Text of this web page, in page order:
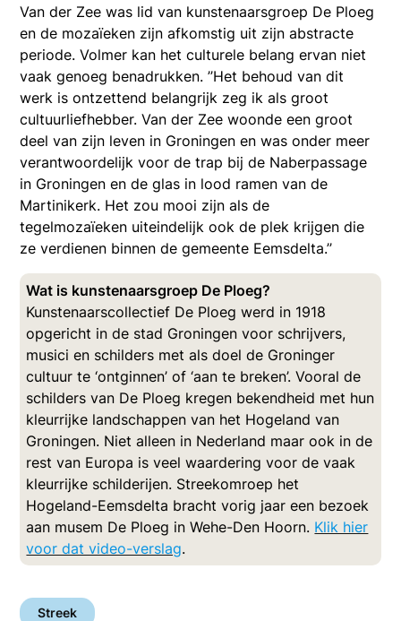
Van der Zee was lid van kunstenaarsgroep De Ploeg
en de mozaïeken zijn afkomstig uit zijn abstracte
periode. Volmer kan het culturele belang ervan niet
vaak genoeg benadrukken. ’’Het behoud van dit
werk is ontzettend belangrijk zeg ik als groot
cultuurliefhebber. Van der Zee woonde een groot
deel van zijn leven in Groningen en was onder meer
verantwoordelijk voor de trap bij de Naberpassage
in Groningen en de glas in lood ramen van de
Martinikerk. Het zou mooi zijn als de
tegelmozaïeken uiteindelijk ook de plek krijgen die
ze verdienen binnen de gemeente Eemsdelta.’’
Wat is kunstenaarsgroep De Ploeg?
Kunstenaarscollectief De Ploeg werd in 1918
opgericht in de stad Groningen voor schrijvers,
musici en schilders met als doel de Groninger
cultuur te ‘ontginnen’ of ‘aan te breken’. Vooral de
schilders van De Ploeg kregen bekendheid met hun
kleurrijke landschappen van het Hogeland van
Groningen. Niet alleen in Nederland maar ook in de
rest van Europa is veel waardering voor de vaak
kleurrijke schilderijen. Streekomroep het
Hogeland-Eemsdelta bracht vorig jaar een bezoek
aan musem De Ploeg in Wehe-Den Hoorn. Klik hier
voor dat video-verslag.
Streek